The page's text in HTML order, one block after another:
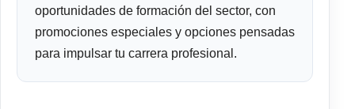
oportunidades de formación del sector, con
promociones especiales y opciones pensadas
para impulsar tu carrera profesional.